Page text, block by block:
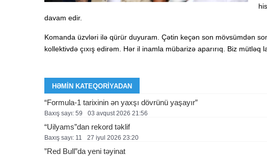
davam edir.
Komanda üzvləri ilə qürür duyuram. Çətin keçən son mövsümdən
kollektivdə çıxış edirəm. Hər il inamla mübarizə aparırıq. Biz mütləq
HƏMIN KATEQORIYADAN
“Formula-1 tarixinin ən yaxşı dövrünü yaşayır”
Baxış sayı: 59 03 avqust 2026 21:56
“Uilyams”dan rekord təklif
Baxış sayı: 11 27 i̇yul 2026 23:20
”Red Bull”da yeni təyinat